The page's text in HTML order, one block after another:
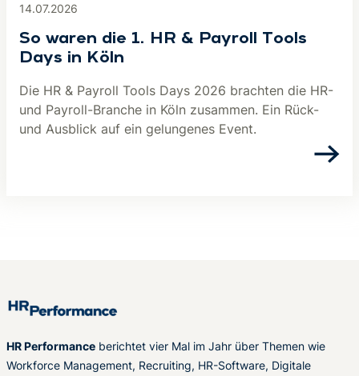
14.07.2026
So waren die 1. HR & Payroll Tools
Days in Köln
Die HR & Payroll Tools Days 2026 brachten die HR-
und Payroll-Branche in Köln zusammen. Ein Rück-
und Ausblick auf ein gelungenes Event.
HR Performance berichtet vier Mal im Jahr über Themen wie
Workforce Management, Recruiting, HR-Software, Digitale